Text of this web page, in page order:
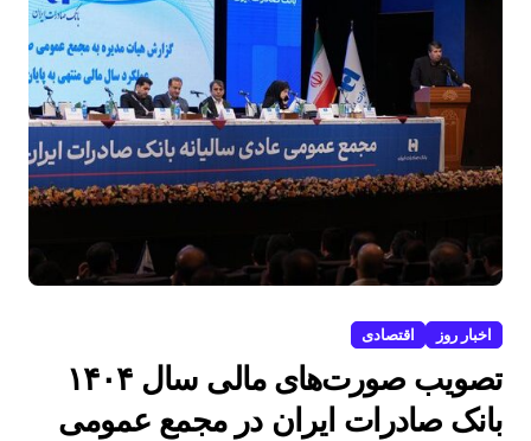
اخبار روز اقتصادی
تصویب صورت‌های مالی سال ۱۴۰۴
بانک صادرات ایران در مجمع عمومی